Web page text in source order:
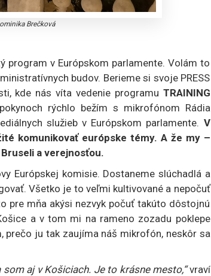
Brečková
program v Európskom parlamente. Volám to
budov. Berieme si svoje PRESS
kde nás víta vedenie programu TRAINING
rýchlo bežím s mikrofónom Rádia
služieb v Európskom parlamente. V
komunikovať európske témy. A že my –
a verejnosťou.
Európskej komisie. Dostaneme slúchadlá a
Všetko je to veľmi kultivované a nepočuť
pre mňa akýsi nezvyk počuť takúto dôstojnú
a v tom mi na rameno zozadu poklepe
prečo ju tak zaujíma náš mikrofón, neskôr sa
aj v Košiciach. Je to krásne mesto,“vraví